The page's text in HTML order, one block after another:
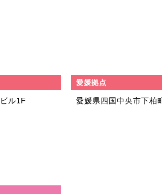
ル1F
愛媛拠点
愛媛県四国中央市下柏